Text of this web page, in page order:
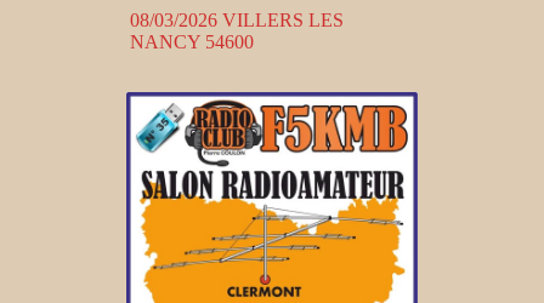
08/03/2026 VILLERS LES
NANCY 54600